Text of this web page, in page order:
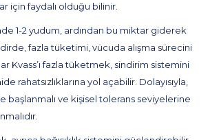
için faydalı olduğu bilinir.
1-2 yudum, ardından bu miktar giderek
fazla tüketimi, vücuda alışma sürecini
Kvass’ı fazla tüketmek, sindirim sistemini
rahatsızlıklarına yol açabilir. Dolayısıyla,
başlanmalı ve kişisel tolerans seviyelerine